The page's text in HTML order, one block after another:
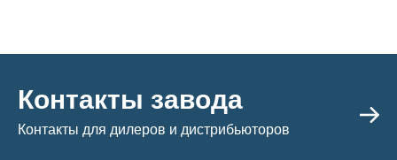
Контакты завода
Контакты для дилеров и дистрибьюторов